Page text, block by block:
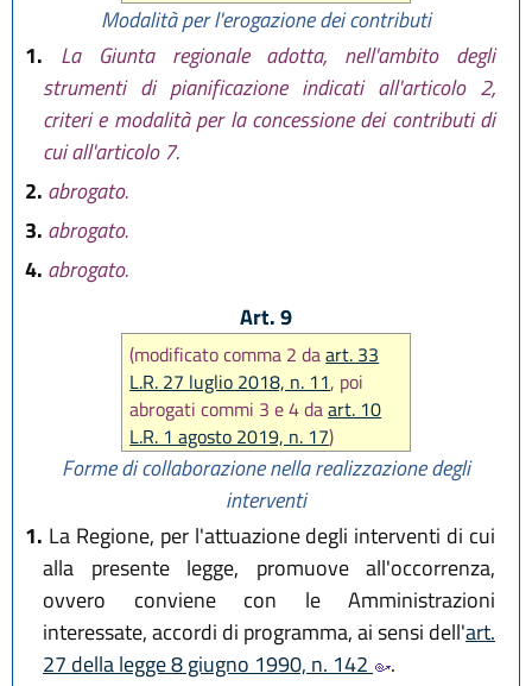
Modalità per l'erogazione dei contributi
1.
La Giunta regionale adotta, nell'ambito degli
strumenti di pianificazione indicati all'articolo 2,
criteri e modalità per la concessione dei contributi di
cui all'articolo 7.
2. abrogato.
3. abrogato.
4. abrogato.
Art. 9
(modificato comma 2 daart. 33
L.R. 27 luglio 2018, n. 11, poi
abrogati commi 3 e 4 daart. 10
L.R. 1 agosto 2019, n. 17)
Forme di collaborazione nella realizzazione degli
interventi
1. La Regione, per l'attuazione degli interventi di cui
alla presente legge, promuove all'occorrenza,
ovvero conviene con le Amministrazioni
interessate, accordi di programma, ai sensi dell'art.
27 della legge 8 giugno 1990, n. 142
.